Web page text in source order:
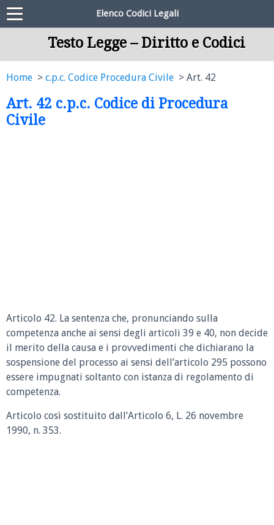
Elenco Codici Legali
Testo Legge – Diritto e Codici
Home c.p.c. Codice Procedura Civile Art. 42
Art. 42 c.p.c. Codice di Procedura
Civile
Articolo 42. La sentenza che, pronunciando sulla
competenza anche ai sensi degli articoli 39 e 40, non decide
il merito della causa e i provvedimenti che dichiarano la
sospensione del processo ai sensi dell’articolo 295 possono
essere impugnati soltanto con istanza di regolamento di
competenza.
Articolo così sostituito dall’Articolo 6, L. 26 novembre
1990, n. 353.